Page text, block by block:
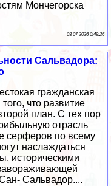
Мончегорска
03 07 2026 0:49:26
Сальвадора:
гражданская
что развитие
план. С тех пор
отрасль
серферов по всему
наслаждаться
историческими
Сальвадор....